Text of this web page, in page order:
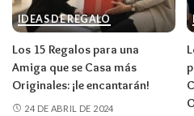
IDEAS DE REGALO
Los 15 Regalos para una
Amiga que se Casa más
Originales: ¡le encantarán!
24 DE ABRIL DE 2024